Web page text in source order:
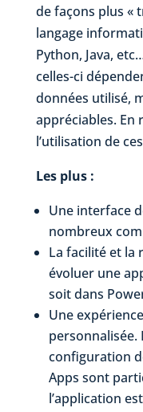
de façons plus «
langage
Python, Java,
celles-ci
données utilisé,
appréciables. En
l’utilisation de
Les plus :
Une interface
nombreux
La facilité et la
évoluer une
soit dans
Une
personnalisée.
configuration
Apps sont
l’application